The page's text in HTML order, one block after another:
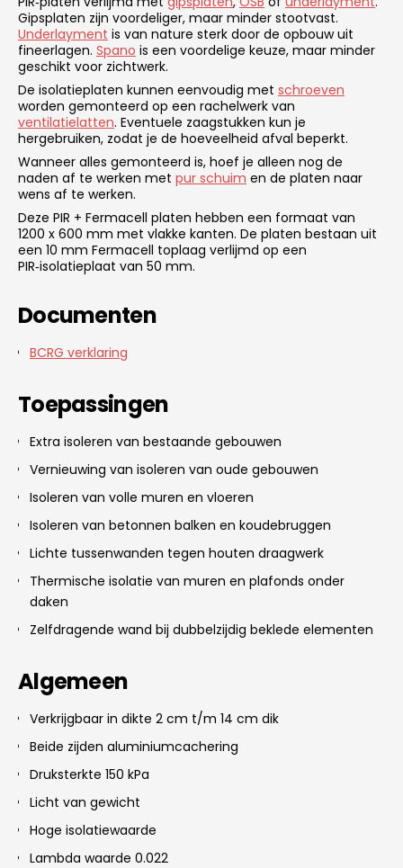
Gipsplaten zijn voordeliger, maar minder stootvast.
Underlayment is van nature sterk door de opbouw uit
fineerlagen. Spano is een voordelige keuze, maar minder
geschikt voor zichtwerk.
De isolatieplaten kunnen eenvoudig met schroeven
worden gemonteerd op een rachelwerk van
ventilatielatten. Eventuele zaagstukken kun je
hergebruiken, zodat je de hoeveelheid afval beperkt.
Wanneer alles gemonteerd is, hoef je alleen nog de
naden af te werken met pur schuim en de platen naar
wens af te werken.
Deze PIR + Fermacell platen hebben een formaat van
1200 x 600 mm met vlakke kanten. De platen bestaan uit
een 10 mm Fermacell toplaag verlijmd op een
PIR‑isolatieplaat van 50 mm.
Documenten
BCRG verklaring
Toepassingen
Extra isoleren van bestaande gebouwen
Vernieuwing van isoleren van oude gebouwen
Isoleren van volle muren en vloeren
Isoleren van betonnen balken en koudebruggen
Lichte tussenwanden tegen houten draagwerk
Thermische isolatie van muren en plafonds onder
daken
Zelfdragende wand bij dubbelzijdig beklede elementen
Algemeen
Verkrijgbaar in dikte 2 cm t/m 14 cm dik
Beide zijden aluminiumcachering
Druksterkte 150 kPa
Licht van gewicht
Hoge isolatiewaarde
Lambda waarde 0.022